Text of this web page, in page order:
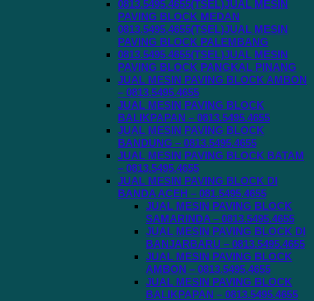
0813.5495.4655(TSEL)JUAL MESIN
PAVING BLOCK MEDAN
0813.5495.4655(TSEL)JUAL MESIN
PAVING BLOCK PALEMBANG
0813.5495.4655(TSEL)JUAL MESIN
PAVING BLOCK PANGKAL PINANG
JUAL MESIN PAVING BLOCK AMBON
– 0813.5495.4655
JUAL MESIN PAVING BLOCK
BALIKPAPAN – 0813.5495.4655
JUAL MESIN PAVING BLOCK
BANDUNG – 0813.5495.4655
JUAL MESIN PAVING BLOCK BATAM
– 0813.5495.4655
JUAL MESIN PAVING BLOCK DI
BANDA ACEH – 081.5495.4655
JUAL MESIN PAVING BLOCK
SAMARINDA – 0813.5495.4655
JUAL MESIN PAVING BLOCK DI
BANJARBARU – 0813.5495.4655
JUAL MESIN PAVING BLOCK
AMBON – 0813.5495.4655
JUAL MESIN PAVING BLOCK
BALIKPAPAN – 0813.5495.4655